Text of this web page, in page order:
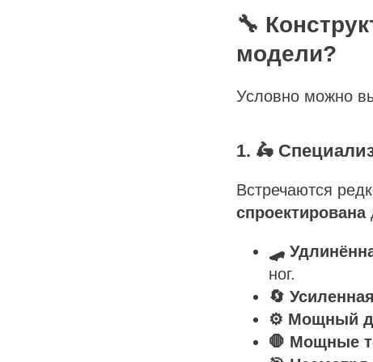
🔧
модели?
Условно можно
1. 🛵
Встречаются
спроектирована
🛹
ног.
🔄
⚙️ Мощный
🛑 Мощные